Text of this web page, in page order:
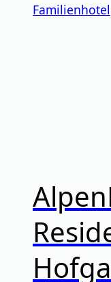
Familienhotel